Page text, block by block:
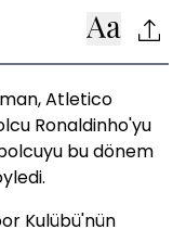
Atletico
Ronaldinho'yu
bu dönem
Kulübü'nün